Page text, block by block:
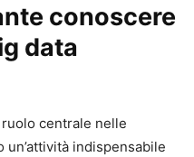
conoscere
data
centrale nelle
un’attività indispensabile